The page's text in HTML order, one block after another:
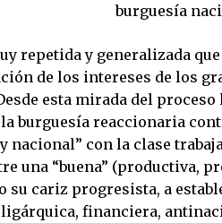
burguesía
repetida y generalizada
de los intereses de los
esta mirada del
burguesía reaccionaria
nacional” con la clase
una “buena” (productiva,
su cariz progresista, a
financiera,